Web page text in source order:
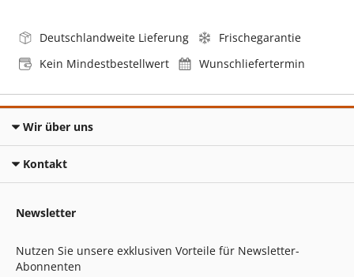
Deutschlandweite Lieferung
Frischegarantie
Kein Mindestbestellwert
Wunschliefertermin
Wir über uns
Kontakt
Newsletter
Nutzen Sie unsere exklusiven Vorteile für Newsletter-
Abonnenten